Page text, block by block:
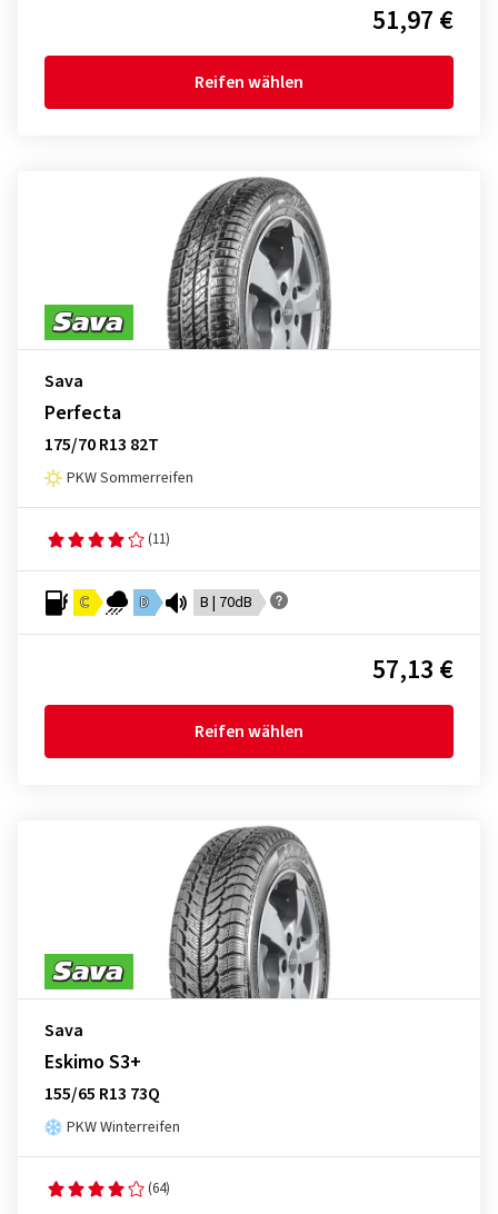
51,97 €
Reifen wählen
Sava
Perfecta
175/70 R13 82T
PKW Sommerreifen
(11)
C D B | 70dB
57,13 €
Reifen wählen
Sava
Eskimo S3+
155/65 R13 73Q
PKW Winterreifen
(64)